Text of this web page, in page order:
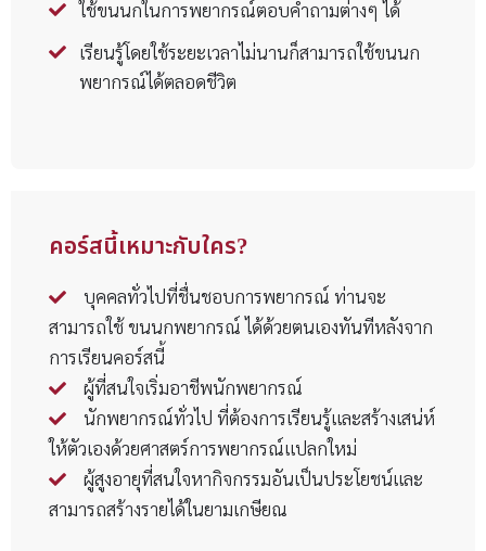
ใช้ขนนกในการพยากรณ์ตอบคำถามต่างๆ ได้
เรียนรู้โดยใช้ระยะเวลาไม่นานก็สามารถใช้ขนนก
พยากรณ์ได้ตลอดชีวิต
คอร์สนี้เหมาะกับใคร?
บุคคลทั่วไปที่ชื่นชอบการพยากรณ์ ท่านจะ
สามารถใช้ ขนนกพยากรณ์ ได้ด้วยตนเองทันทีหลังจาก
การเรียนคอร์สนี้
ผู้ที่สนใจเริ่มอาชีพนักพยากรณ์
นักพยากรณ์ทั่วไป ที่ต้องการเรียนรู้และสร้างเสน่ห์
ให้ตัวเองด้วยศาสตร์การพยากรณ์แปลกใหม่
ผู้สูงอายุที่สนใจหากิจกรรมอันเป็นประโยชน์และ
สามารถสร้างรายได้ในยามเกษียณ